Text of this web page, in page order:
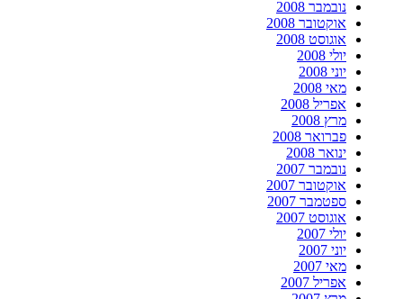
נובמבר 2008
אוקטובר 2008
אוגוסט 2008
יולי 2008
יוני 2008
מאי 2008
אפריל 2008
מרץ 2008
פברואר 2008
ינואר 2008
נובמבר 2007
אוקטובר 2007
ספטמבר 2007
אוגוסט 2007
יולי 2007
יוני 2007
מאי 2007
אפריל 2007